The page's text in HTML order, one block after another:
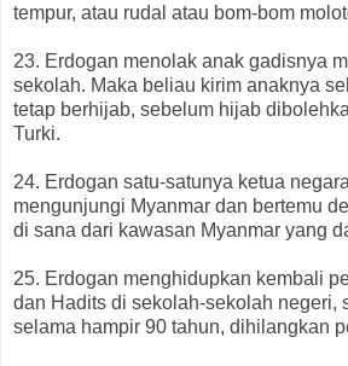
tempur, atau rudal atau bom-bom
23. Erdogan menolak anak gadisnya
sekolah. Maka beliau kirim anaknya
tetap berhijab, sebelum hijab
Turki.
24. Erdogan satu-satunya ketua
mengunjungi Myanmar dan bertemu
di sana dari kawasan Myanmar yang
25. Erdogan menghidupkan kembali
dan Hadits di sekolah-sekolah negeri,
selama hampir 90 tahun, dihilangkan